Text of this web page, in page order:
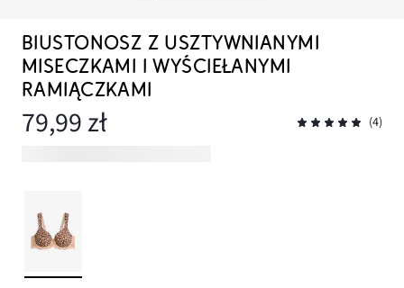
BIUSTONOSZ Z USZTYWNIANYMI
MISECZKAMI I WYŚCIEŁANYMI
RAMIĄCZKAMI
79,99 zł (4)